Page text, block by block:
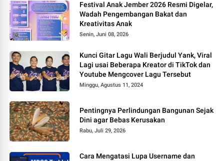
Festival Anak Jember 2026 Resmi Digelar,
Wadah Pengembangan Bakat dan
Kreativitas Anak
Senin, Juni 08, 2026
Kunci Gitar Lagu Wali Berjudul Yank, Viral
Lagi usai Beberapa Kreator di TikTok dan
Youtube Mengcover Lagu Tersebut
Minggu, Agustus 11, 2024
Pentingnya Perlindungan Bangunan Sejak
Dini agar Bebas Kerusakan
Rabu, Juli 29, 2026
Cara Mengatasi Lupa Username dan